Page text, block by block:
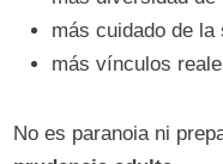
más cuidado de
más vínculos
No es paranoia ni